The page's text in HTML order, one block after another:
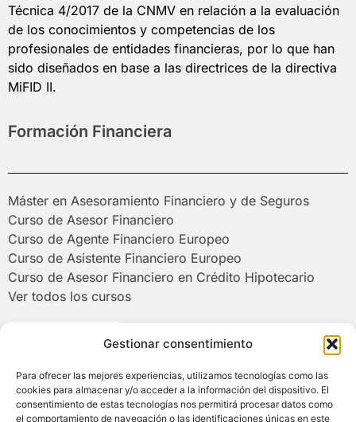
Gestionar consentimiento
Para ofrecer las mejores experiencias, utilizamos tecnologías como las
cookies para almacenar y/o acceder a la información del dispositivo. El
consentimiento de estas tecnologías nos permitirá procesar datos como
el comportamiento de navegación o las identificaciones únicas en este
Técnica 4/2017 de la CNMV en relación a la evaluación
de los conocimientos y competencias de los
profesionales de entidades financieras, por lo que han
sido diseñados en base a las directrices de la directiva
MiFID II.
Formación Financiera
Máster en Asesoramiento Financiero y de Seguros
Curso de Asesor Financiero
Curso de Agente Financiero Europeo
Curso de Asistente Financiero Europeo
Curso de Asesor Financiero en Crédito Hipotecario
Ver todos los cursos
Campus de Alcoy de la Universitat
Politècnica de València